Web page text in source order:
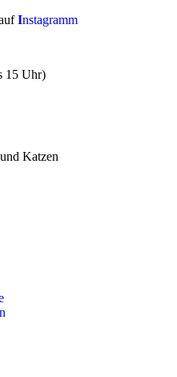
Instagramm
15 Uhr)
Katzen